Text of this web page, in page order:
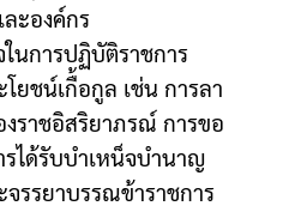
ะองค์กร
ในการปฏิบัติราชการ
ยชน์เกื้อกูล เช่น การลา
ราชอิสริยาภรณ์ การขอ
ได้รับบำเหน็จบำนาญ
จรรยาบรรณข้าราชการ